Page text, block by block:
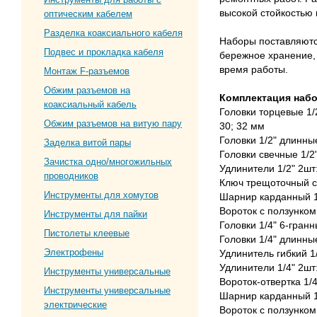
оптическим кабелем
Разделка коаксиального кабеля
Подвес и прокладка кабеля
Монтаж F-разъемов
Обжим разъемов на
коаксиальный кабель
Обжим разъемов на витую пару
Заделка витой пары
Зачистка одно/многожильных
проводников
Инструменты для хомутов
Инструменты для пайки
Пистолеты клеевые
Электрофены
Инструменты универсальные
Инструменты универсальные
электрические
высокой стойкостью
Наборы
бережное
время работы.
Комплектация
Головки торцевые
30; 32 мм
Головки 1/2"
Головки свечные 1/
Удлинители 1/2"
Ключ трещоточный
Шарнир карданный
Вороток с
Головки 1/4" 6-
Головки 1/4"
Удлинитель гибкий
Удлинители 1/4"
Вороток-отвертка 1/
Шарнир карданный
Вороток c